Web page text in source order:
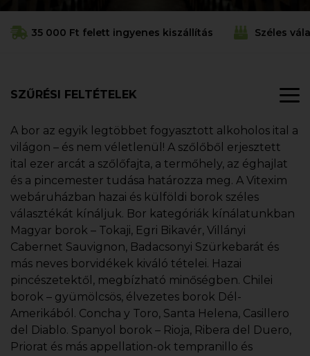
35 000 Ft felett ingyenes kiszállítás Széles
SZŰRÉSI FELTÉTELEK
A bor az egyik legtöbbet fogyasztott alkoholos ital a
világon – és nem véletlenül! A szőlőből erjesztett
ital ezer arcát a szőlőfajta, a termőhely, az éghajlat
és a pincemester tudása határozza meg. A Vitexim
webáruházban hazai és külföldi borok széles
választékát kínáljuk. Bor kategóriák kínálatunkban
Magyar borok – Tokaji, Egri Bikavér, Villányi
Cabernet Sauvignon, Badacsonyi Szürkebarát és
más neves borvidékek kiváló tételei. Hazai
pincészetektől, megbízható minőségben. Chilei
borok – gyümölcsös, élvezetes borok Dél-
Amerikából. Concha y Toro, Santa Helena, Casillero
del Diablo. Spanyol borok – Rioja, Ribera del Duero,
Priorat és más appellation-ok tempranillo és